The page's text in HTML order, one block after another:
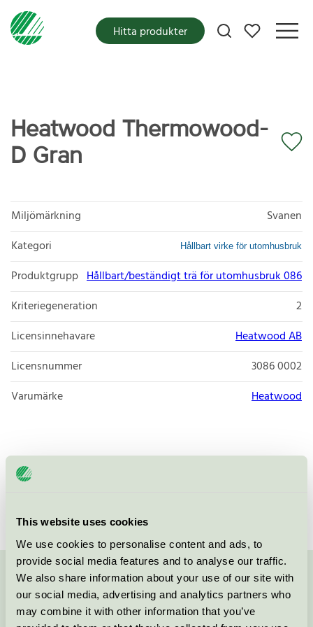
This website uses cookies
We use cookies to personalise content and ads, to
provide social media features and to analyse our traffic.
We also share information about your use of our site with
our social media, advertising and analytics partners who
may combine it with other information that you’ve
Mina favoriter
Hitta produkter
Heatwood Thermowood-
D Gran
Miljömärkning
Svanen
Kategori
Hållbart virke för utomhusbruk
Produktgrupp Hållbart/beständigt trä för utomhusbruk 086
Kriteriegeneration
2
Licensinnehavare
Heatwood AB
Licensnummer
3086 0002
Varumärke
Heatwood
För användning ovan mark.
Kontakta oss på08-55 55 24 00eller via formuläret: